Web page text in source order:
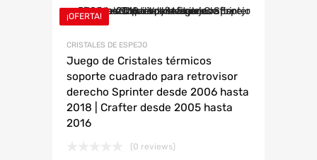
¡OFERTA!
CRISTALES DE ESPEJO
Juego de Cristales térmicos
soporte cuadrado para retrovisor
derecho Sprinter desde 2006 hasta
2018 | Crafter desde 2005 hasta
2016
(0 reviews)